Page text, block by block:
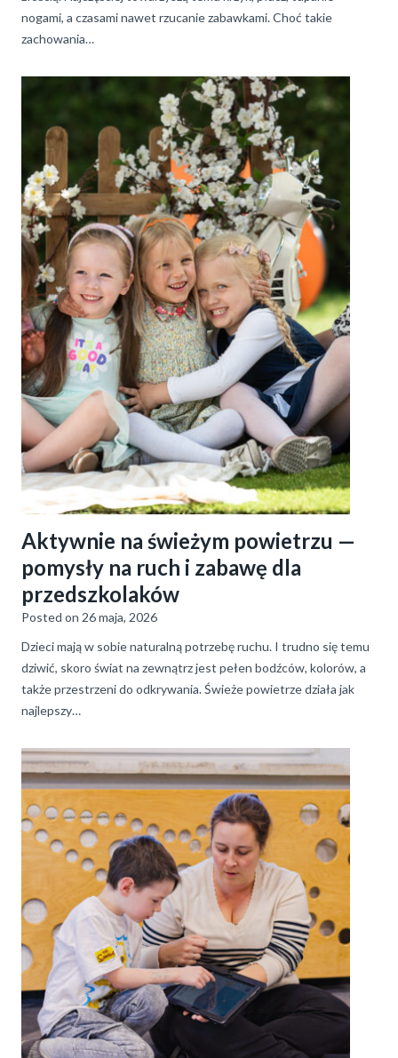
nogami, a czasami nawet rzucanie zabawkami. Choć takie
zachowania…
Aktywnie na świeżym powietrzu —
pomysły na ruch i zabawę dla
przedszkolaków
Posted on 26 maja, 2026
Dzieci mają w sobie naturalną potrzebę ruchu. I trudno się temu
dziwić, skoro świat na zewnątrz jest pełen bodźców, kolorów, a
także przestrzeni do odkrywania. Świeże powietrze działa jak
najlepszy…